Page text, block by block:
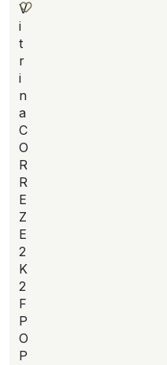
V
i
t
r
i
n
a
C
O
R
R
E
Z
E
2
K
2
F
P
O
P